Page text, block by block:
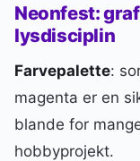
Neonfest:
lysdisciplin
Farvepalette:
magenta er en
blande for
hobbyprojekt.